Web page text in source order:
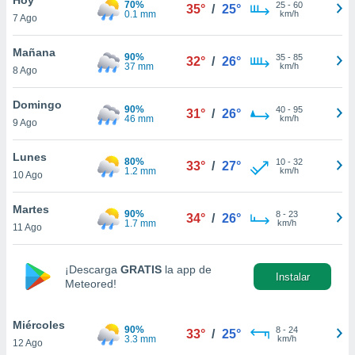
en
más
nuestra
de
aceptar
de
7 Ago
70%
0.1 mm
35° / 25° 25- 60
km/h
Mañana
8 Ago
90%
37 mm
32° / 26° 35- 85
km/h
Domingo
9 Ago
90%
46 mm
31° / 26° 40- 95
km/h
Lunes
10 Ago
80%
1.2 mm
33° / 27° 10- 32
km/h
Martes
11 Ago
90%
1.7 mm
34° / 26° 8- 23
km/h
¡Descarga GRATIS la app de
Meteored!
Instalar
Miércoles
12 Ago
90%
3.3 mm
33° / 25° 8- 24
km/h